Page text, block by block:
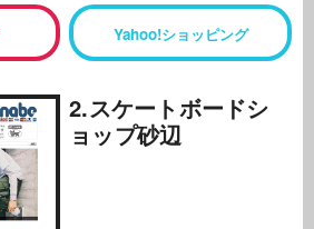
Yahoo!ショッピング
2.スケートボードシ
ョップ砂辺